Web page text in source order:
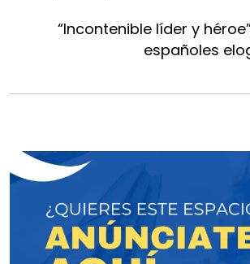
“Incontenible líder y
españoles